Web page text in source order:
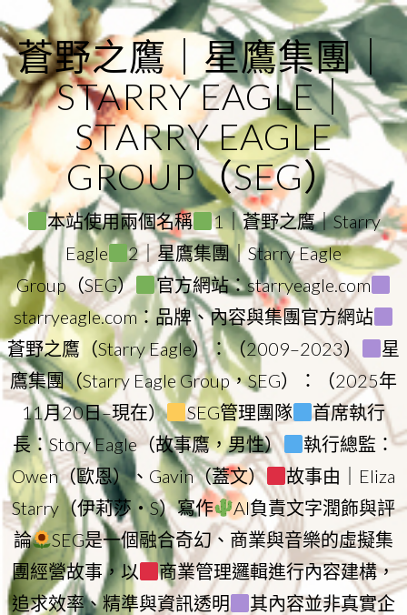
to
content
蒼野之鷹｜星鷹集團｜
STARRY EAGLE｜
STARRY EAGLE
GROUP（SEG）
本站使用兩個名稱
1｜蒼野之鷹｜Starry
Eagle
2｜星鷹集團｜Starry Eagle
Group（SEG）
官方網站：starryeagle.com
starryeagle.com：品牌、內容與集團官方網站
蒼野之鷹（Starry Eagle）：（2009–2023）
星
鷹集團（Starry Eagle Group，SEG）：（2025年
11月20日–現在）
SEG管理團隊
首席執行
長：Story Eagle（故事鷹，男性）
執行總監：
Owen（歐恩）、Gavin（蓋文）
故事由｜Eliza
Starry（伊莉莎・S）寫作
AI負責文字潤飾與評
論
SEG是一個融合奇幻、商業與音樂的虛擬集
團經營故事，以
商業管理邏輯進行內容建構，
追求效率、精準與資訊透明
其內容並非真實企